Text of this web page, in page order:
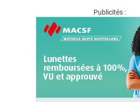
Publicités :